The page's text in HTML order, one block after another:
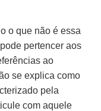
o que não é essa
pertencer aos
ao
se explica como
pela
com aquele